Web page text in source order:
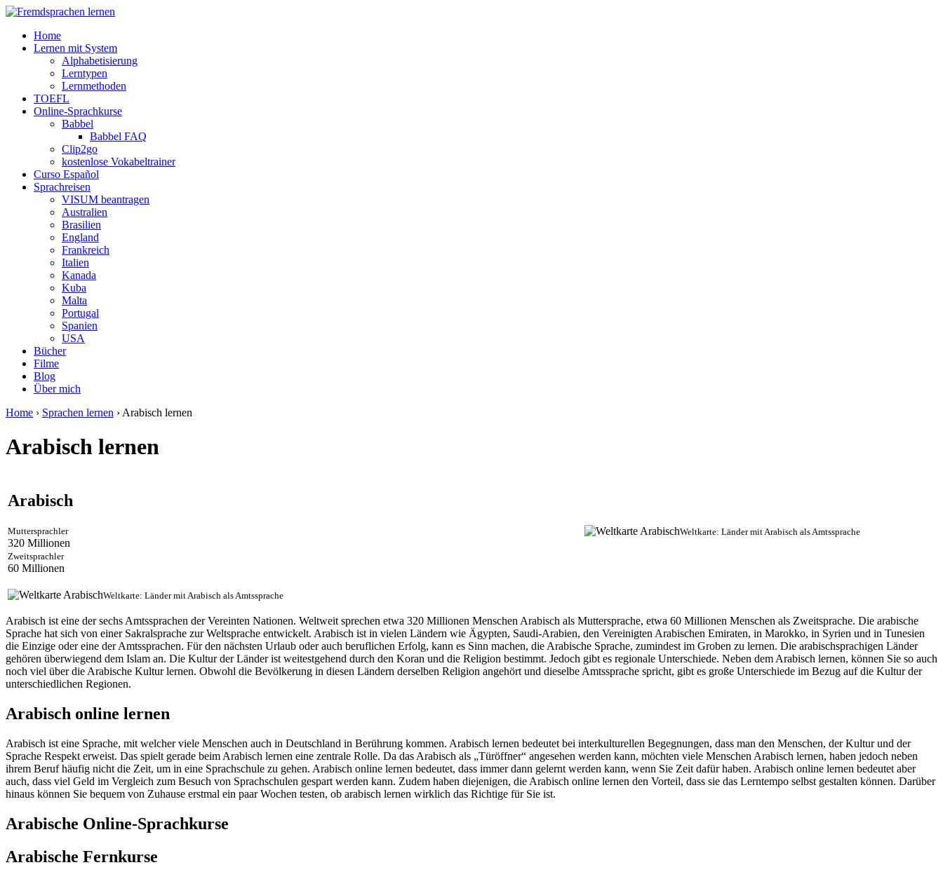
↓
zentralen
Inhalt
Home
Lernen mit System
Alphabetisierung
Lerntypen
Lernmethoden
TOEFL
Online-Sprachkurse
Babbel
Babbel FAQ
Clip2go
kostenlose Vokabeltrainer
Curso Español
Sprachreisen
VISUM beantragen
Australien
Brasilien
England
Frankreich
Italien
Kanada
Kuba
Malta
Portugal
Spanien
USA
Bücher
Filme
Blog
Über mich
Home › Sprachen lernen › Arabisch lernen
Arabisch lernen
Arabisch
Muttersprachler
320 Millionen
Zweitsprachler
60 Millionen
Weltkarte: Länder mit Arabisch als Amtssprache
Weltkarte: Länder mit Arabisch als Amtssprache
Arabisch ist eine der sechs Amtssprachen der Vereinten Nationen. Weltweit sprechen etwa 320 Millionen Menschen Arabisch als Muttersprache, etwa 60 Millionen Menschen als Zweitsprache. Die arabische
Sprache hat sich von einer Sakralsprache zur Weltsprache entwickelt. Arabisch ist in vielen Ländern wie Ägypten, Saudi-Arabien, den Vereinigten Arabischen Emiraten, in Marokko, in Syrien und in Tunesien
die Einzige oder eine der Amtssprachen. Für den nächsten Urlaub oder auch beruflichen Erfolg, kann es Sinn machen, die Arabische Sprache, zumindest im Groben zu lernen. Die arabischsprachigen Länder
gehören überwiegend dem Islam an. Die Kultur der Länder ist weitestgehend durch den Koran und die Religion bestimmt. Jedoch gibt es regionale Unterschiede. Neben dem Arabisch lernen, können Sie so auch
noch viel über die Arabische Kultur lernen. Obwohl die Bevölkerung in diesen Ländern derselben Religion angehört und dieselbe Amtssprache spricht, gibt es große Unterschiede im Bezug auf die Kultur der
unterschiedlichen Regionen.
Arabisch online lernen
Arabisch ist eine Sprache, mit welcher viele Menschen auch in Deutschland in Berührung kommen. Arabisch lernen bedeutet bei interkulturellen Begegnungen, dass man den Menschen, der Kultur und der
Sprache Respekt erweist. Das spielt gerade beim Arabisch lernen eine zentrale Rolle. Da das Arabisch als „Türöffner“ angesehen werden kann, möchten viele Menschen Arabisch lernen, haben jedoch neben
ihrem Beruf häufig nicht die Zeit, um in eine Sprachschule zu gehen. Arabisch online lernen bedeutet, dass immer dann gelernt werden kann, wenn Sie Zeit dafür haben. Arabisch online lernen bedeutet aber
auch, dass viel Geld im Vergleich zum Besuch von Sprachschulen gespart werden kann. Zudem haben diejenigen, die Arabisch online lernen den Vorteil, dass sie das Lerntempo selbst gestalten können. Darüber
hinaus können Sie bequem von Zuhause erstmal ein paar Wochen testen, ob arabisch lernen wirklich das Richtige für Sie ist.
Arabische Online-Sprachkurse
Arabische Fernkurse